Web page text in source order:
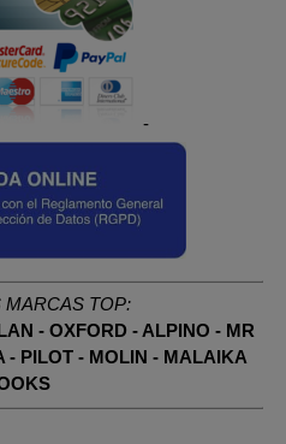
-
MARCAS TOP:
- OXFORD - ALPINO - MR
- PILOT- MOLIN - MALAIKA